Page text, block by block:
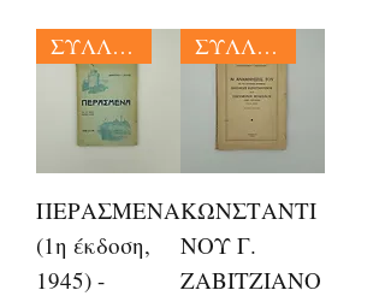
ΣΥΛΛΕΚΤΙΚΑ
ΠΕΡΑΣΜΕΝΑ
(1η έκδοση,
1945) -
ΣΥΛΛΕΚΤΙΚΑ
ΚΩΝΣΤΑΝΤΙ
ΝΟΥ Γ.
ΖΑΒΙΤΖΙΑΝΟ